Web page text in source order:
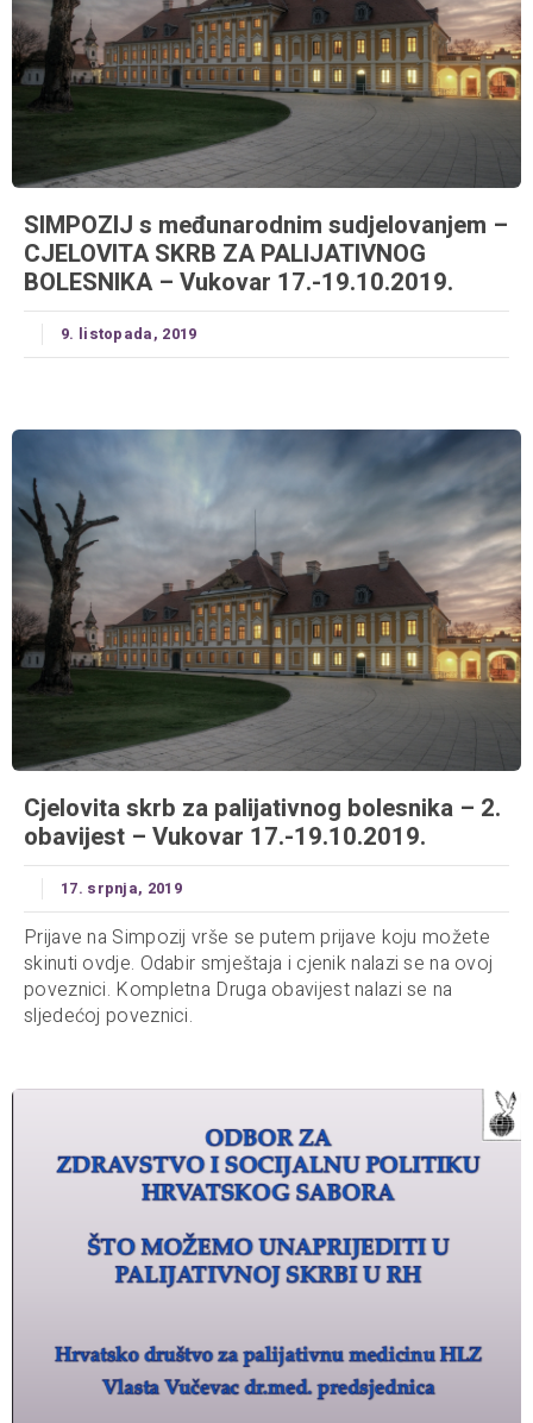
SIMPOZIJ s međunarodnim sudjelovanjem –
CJELOVITA SKRB ZA PALIJATIVNOG
BOLESNIKA – Vukovar 17.-19.10.2019.
9. listopada, 2019
Cjelovita skrb za palijativnog bolesnika – 2.
obavijest – Vukovar 17.-19.10.2019.
17. srpnja, 2019
Prijave na Simpozij vrše se putem prijave koju možete
skinuti ovdje. Odabir smještaja i cjenik nalazi se na ovoj
poveznici. Kompletna Druga obavijest nalazi se na
sljedećoj poveznici.